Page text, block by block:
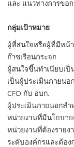
และ แนวทางการขอ
กลุ่มเป้าหมาย
ผู้ที่สนใจหรือผู้ที่มีหน้
ก๊าซเรือนกระจก
ผู้สนใจขึ้นทำเนียบเป็
เป็นผู้ประเมินภายนอ
CFO กับ อบก.
ผู้ประเมินภายนอกสำ
หน่วยงานที่มีนโยบา
หน่วยงานที่ต้องรายง
ระดับองค์กรและต้อ